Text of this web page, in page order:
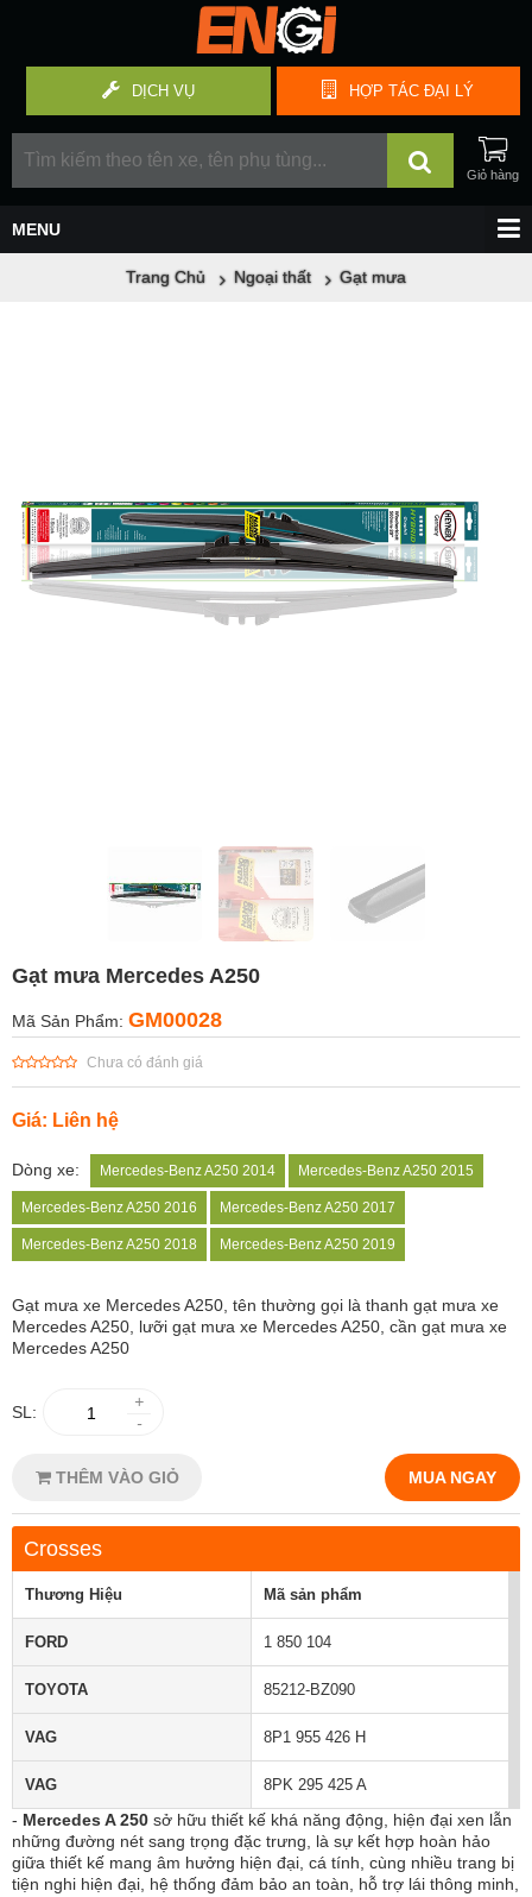
HỢP TÁC ĐẠI LÝ
DỊCH VỤ
Trang Chủ Ngoại thất Gạt mưa
Gạt mưa Mercedes A250
Mã Sản Phẩm: GM00028
Chưa có đánh giá
Giá: Liên hệ
Dòng xe: Mercedes-Benz A250 2014 Mercedes-Benz A250 2015
Mercedes-Benz A250 2016 Mercedes-Benz A250 2017
Mercedes-Benz A250 2018 Mercedes-Benz A250 2019
Gạt mưa xe Mercedes A250, tên thường gọi là thanh gạt mưa xe
Mercedes A250, lưỡi gạt mưa xe Mercedes A250, cần gạt mưa xe
Mercedes A250
SL:
+
-
THÊM VÀO GIỎ MUA NGAY
Crosses
Thương Hiệu Mã sản phẩm
FORD 1 850 104
TOYOTA 85212-BZ090
VAG 8P1 955 426 H
VAG 8PK 295 425 A
- Mercedes A 250 sở hữu thiết kế khá năng động, hiện đại xen lẫn
những đường nét sang trọng đặc trưng, là sự kết hợp hoàn hảo
giữa thiết kế mang âm hưởng hiện đại, cá tính, cùng nhiều trang bị
tiện nghi hiện đại, hệ thống đảm bảo an toàn, hỗ trợ lái thông minh,